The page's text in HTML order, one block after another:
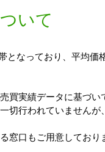
いて
となっており、平均価
買実績データに基づい
切行われていませんが
窓口もご用意しており